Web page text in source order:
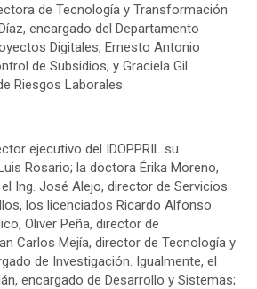
de Tecnología y Transformación
encargado del Departamento
Digitales; Ernesto Antonio
de Subsidios, y Graciela Gil
Riesgos Laborales.
ejecutivo del IDOPPRIL su
Rosario; la doctora Érika Moreno,
Ing. José Alejo, director de Servicios
los licenciados Ricardo Alfonso
Oliver Peña, director de
Carlos Mejía, director de Tecnología y
de Investigación. Igualmente, el
encargado de Desarrollo y Sistemas;